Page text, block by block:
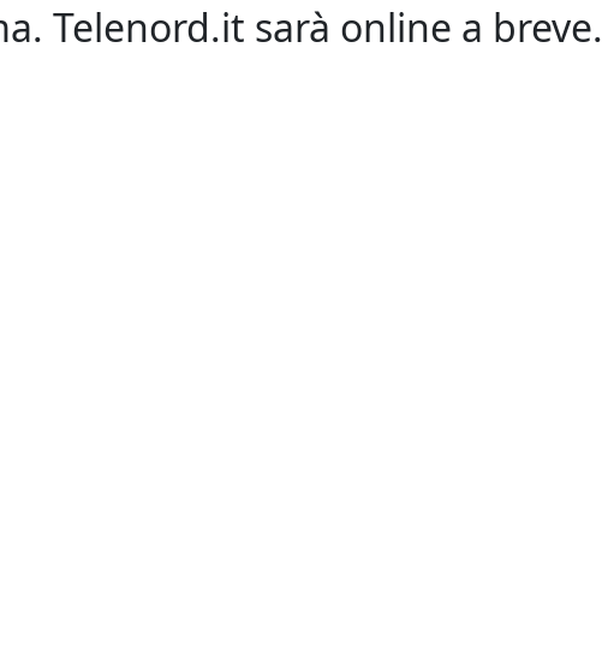
Telenord.it sarà online a breve.